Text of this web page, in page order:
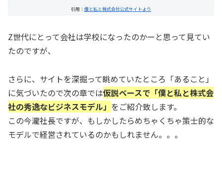
引用： 僕と私と株式会社公式サイトより
Z世代にとって会社は学校になったのかーと思って見てい
たのですが、
さらに、サイトを深掘って眺めていたところ「あること」
に気づいたので次の章では仮説ベースで「僕と私と株式会
社の秀逸なビジネスモデル」 をご紹介致します。
この今瀧社長ですが、もしかしたらめちゃくちゃ策士的な
モデルで経営されているのかもしれません。。。